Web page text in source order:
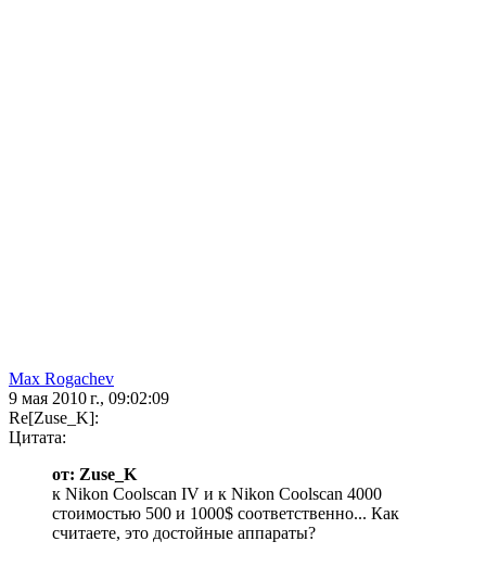
Max Rogachev
9 мая 2010 г., 09:02:09
Re[Zuse_K]:
Цитата:
от: Zuse_K
к Nikon Coolscan IV и к Nikon Coolscan 4000
стоимостью 500 и 1000$ соответственно... Как
считаете, это достойные аппараты?